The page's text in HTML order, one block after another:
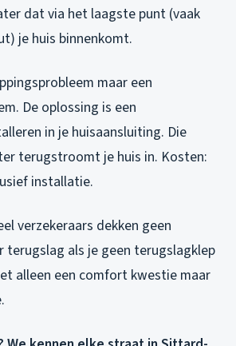
dat via het laagste punt (vaak
je huis binnenkomt.
maar een
De oplossing is een
in je huisaansluiting. Die
terugstroomt je huis in. Kosten:
installatie.
verzekeraars dekken geen
terugslag als je geen terugslagklep
alleen een comfort kwestie maar